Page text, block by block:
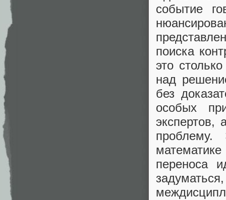
событие
поиска
это
над
без
особых
экспертов,
переноса